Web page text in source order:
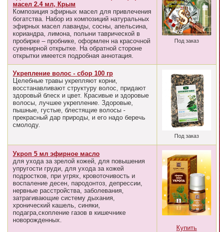
масел 2.4 мл, Крым
Композиция эфирных масел для привлечения
богатства. Набор из композиций натуральных
эфирных масел лаванды, сосны, апельсина,
кориандра, лимона, полыни таврической в
пробирке – пробнике, оформлен на красочной
сувенирной открытке. На обратной стороне
открытки имеется подробная аннотация.
Под заказ
Укрепление волос - сбор 100 гр
Целебные травы укрепляют корни,
восстанавливают структуру волос, придают
здоровый блеск и цвет. Красивые и здоровые
волосы, лучшее укрепление. Здоровые,
пышные, густые, блестящие волосы -
прекрасный дар природы, и его надо беречь
смолоду.
Под заказ
Укроп 5 мл эфирное масло
для ухода за зрелой кожей, для повышения
упругости груди, для ухода за кожей
подростков, при угрях, кровоточивость и
воспаление десен, пародонтоз, депрессии,
нервные расстройства, заболевания,
затрагивающие систему дыхания,
хронический кашель, синяки,
подагра,скопление газов в кишечнике
новорожденных.
Купить